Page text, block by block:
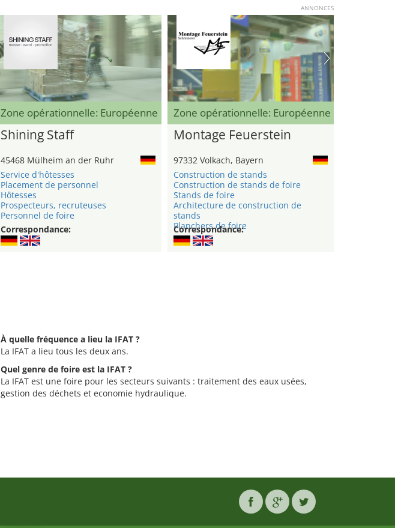
ANNONCES
Zone opérationnelle: Européenne
Shining Staff
45468 Mülheim an der Ruhr
Service d'hôtesses
Placement de personnel
Hôtesses
Prospecteurs, recruteuses
Personnel de foire
Correspondance:
Zone opérationnelle: Européenne
Montage Feuerstein
97332 Volkach, Bayern
Construction de stands
Construction de stands de foire
Stands de foire
Architecture de construction de
stands
Planchers de foire
Correspondance:
À quelle fréquence a lieu la IFAT ?
La IFAT a lieu tous les deux ans.
Quel genre de foire est la IFAT ?
La IFAT est une foire pour les secteurs suivants : traitement des eaux usées,
gestion des déchets et economie hydraulique.